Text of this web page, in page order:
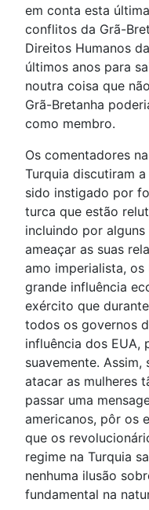
em conta esta
conflitos da Grã-
Direitos Humanos
últimos anos para
noutra coisa que
Grã-Bretanha
como membro.
Os comentadores
Turquia discutiram
sido instigado por
turca que estão
incluindo por
ameaçar as suas
amo imperialista, os
grande influência
exército que
todos os governos
influência dos EUA,
suavemente.
atacar as mulheres
passar uma
americanos, pôr os
que os
regime na Turquia
nenhuma ilusão
fundamental na